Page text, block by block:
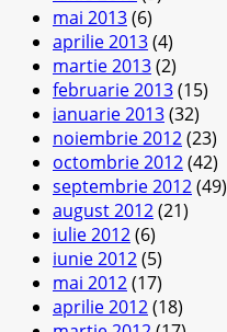
mai 2013(6)
aprilie 2013(4)
martie 2013(2)
februarie 2013(15)
ianuarie 2013(32)
noiembrie 2012(23)
octombrie 2012(42)
septembrie 2012(49)
august 2012(21)
iulie 2012(6)
iunie 2012(5)
mai 2012(17)
aprilie 2012(18)